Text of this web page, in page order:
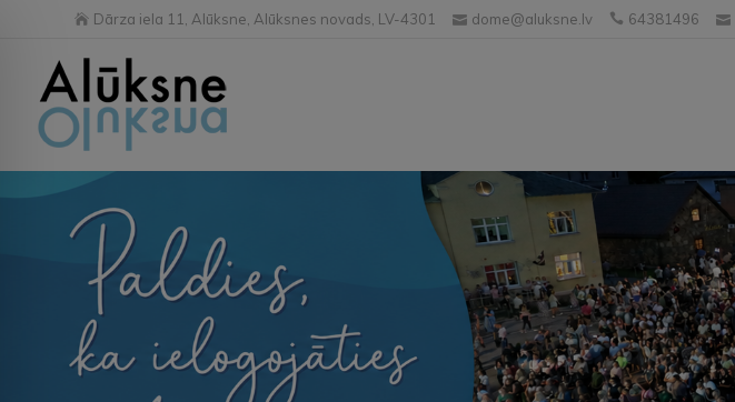
Dārza iela 11, Alūksne, Alūksnes novads, LV-4301 dome@aluksne.lv 64381496